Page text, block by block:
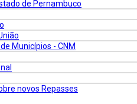
de Pernambuco
Municípios - CNM
novos Repasses